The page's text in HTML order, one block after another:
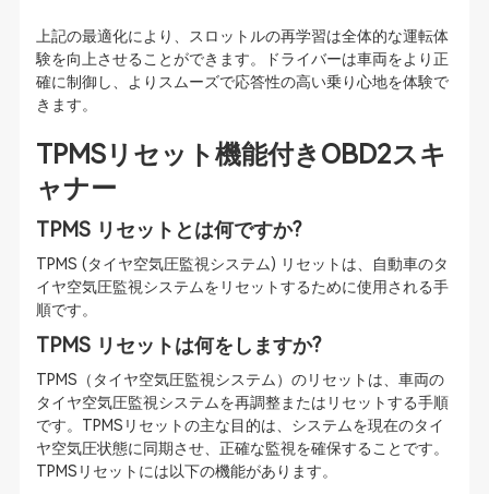
上記の最適化により、スロットルの再学習は全体的な運転体
験を向上させることができます。ドライバーは車両をより正
確に制御し、よりスムーズで応答性の高い乗り心地を体験で
きます。
TPMSリセット機能付きOBD2スキ
ャナー
TPMS リセットとは何ですか?
TPMS (タイヤ空気圧監視システム) リセットは、自動車のタ
イヤ空気圧監視システムをリセットするために使用される手
順です。
TPMS リセットは何をしますか?
TPMS（タイヤ空気圧監視システム）のリセットは、車両の
タイヤ空気圧監視システムを再調整またはリセットする手順
です。TPMSリセットの主な目的は、システムを現在のタイ
ヤ空気圧状態に同期させ、正確な監視を確保することです。
TPMSリセットには以下の機能があります。